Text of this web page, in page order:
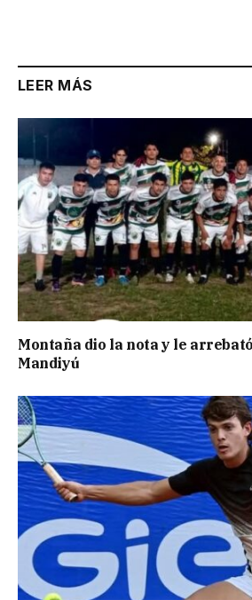
LEER MÁS
Montaña dio la nota y le
Mandiyú